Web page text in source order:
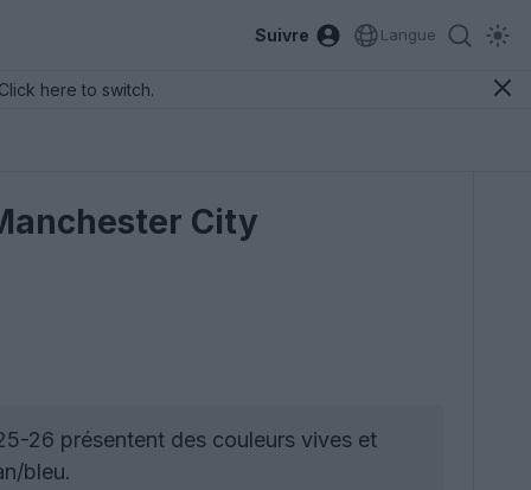
Suivre Langue
here to switch.
City
26 présentent des couleurs vives et
bleu.